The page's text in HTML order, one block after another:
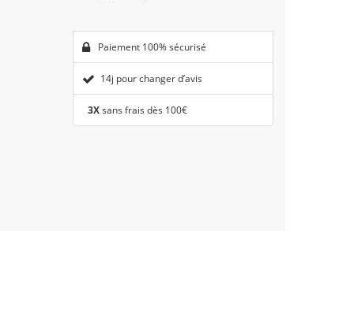
Paiement 100% sécurisé
14j pour changer d’avis
3Xsans frais dès 100€